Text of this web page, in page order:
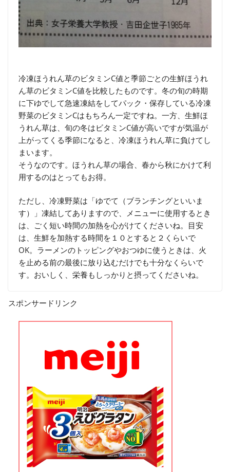
冷凍ほうれん草のビタミンC値と季節ごとの生鮮ほうれ
ん草のビタミンC値を比較したものです。冬の旬の時期
に下ゆでして急速凍結をしてパック・保存している冷凍
野菜のビタミンCはもちろん一定ですね。一方、生鮮ほ
うれん草は、旬の冬はビタミンC値が高いですが気温が
上がってくる季節になると、冷凍ほうれん草に負けてし
まいます。
そうなのです。ほうれん草の場合、春から秋にかけて利
用するのはとってもお得。
ただし、冷凍野菜は「ゆでて（ブランチングといいま
す）」凍結してありますので、メニューに使用するとき
は、ごく短い時間の加熱を心がけてくださいね。目安
は、生鮮を加熱する時間を１０とすると２くらいで
OK。ラーメンのトッピングやおつゆに使うときは、火
を止める前の最後に放り込むだけでも十分なくらいで
す。おいしく、栄養もしっかりと摂ってくださいね。
スポンサードリンク